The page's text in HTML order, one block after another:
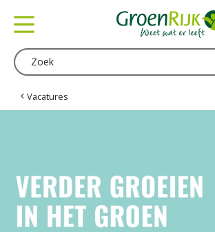
o
Vacatures